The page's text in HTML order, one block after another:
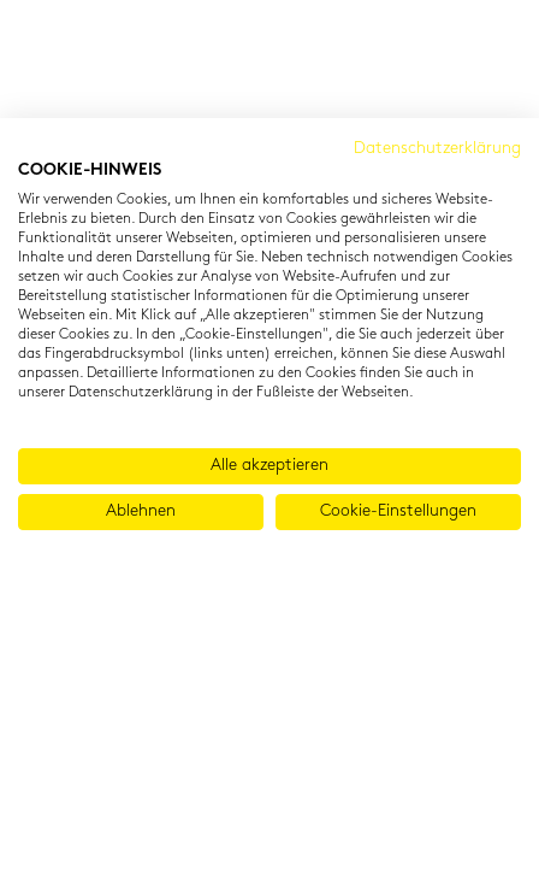
80333 München
T: +49 (0) 89 22 11 15
info@cambridgeinstitut.de
www.cambridgeinstitut.de
Datenschutzerklärung
COOKIE-HINWEIS
Wir verwenden Cookies, um Ihnen ein komfortables und sicheres Website-
Erlebnis zu bieten. Durch den Einsatz von Cookies gewährleisten wir die
Funktionalität unserer Webseiten, optimieren und personalisieren unsere
Inhalte und deren Darstellung für Sie. Neben technisch notwendigen Cookies
setzen wir auch Cookies zur Analyse von Website-Aufrufen und zur
Bereitstellung statistischer Informationen für die Optimierung unserer
Webseiten ein. Mit Klick auf „Alle akzeptieren" stimmen Sie der Nutzung
dieser Cookies zu. In den „Cookie-Einstellungen", die Sie auch jederzeit über
das Fingerabdrucksymbol (links unten) erreichen, können Sie diese Auswahl
anpassen. Detaillierte Informationen zu den Cookies finden Sie auch in
unserer Datenschutzerklärung in der Fußleiste der Webseiten.
Alle akzeptieren
Ablehnen Cookie-Einstellungen